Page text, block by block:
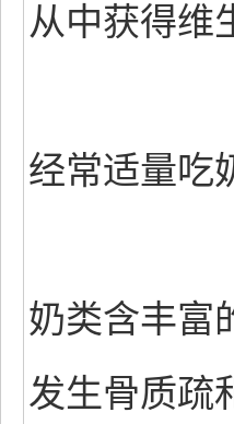
从中获得维
经常适量吃
奶类含丰富
发生骨质疏